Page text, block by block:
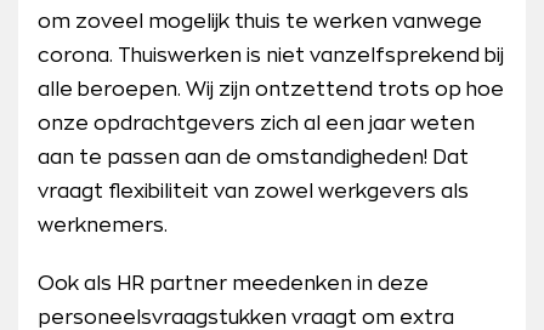
om zoveel mogelijk thuis te werken vanwege
corona. Thuiswerken is niet vanzelfsprekend bij
alle beroepen. Wij zijn ontzettend trots op hoe
onze opdrachtgevers zich al een jaar weten
aan te passen aan de omstandigheden! Dat
vraagt flexibiliteit van zowel werkgevers als
werknemers.
Ook als HR partner meedenken in deze
personeelsvraagstukken vraagt om extra